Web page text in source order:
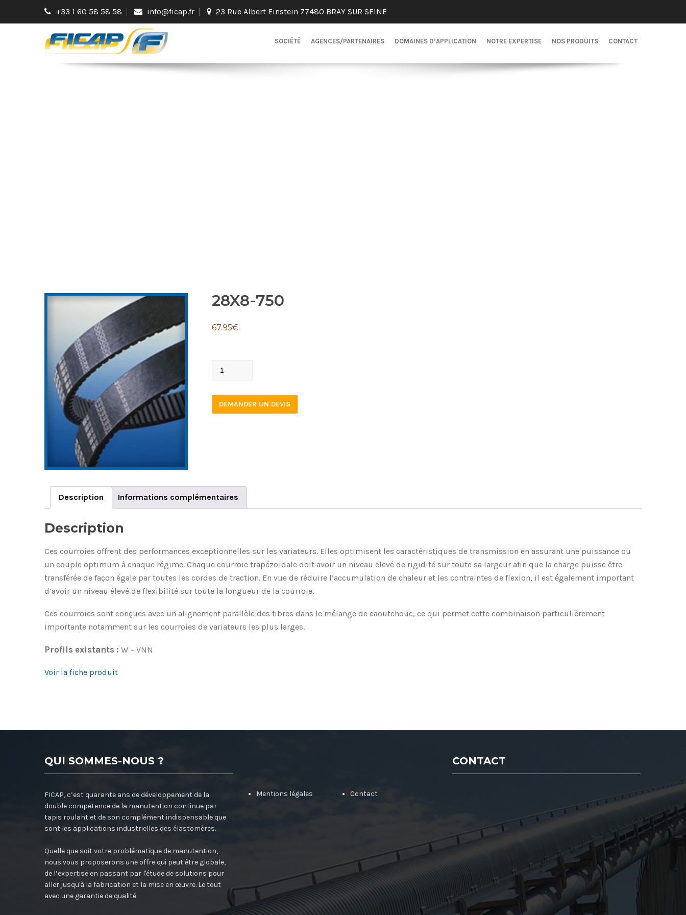
+33 1 60 58 58 58 info@ficap.fr 23 Rue Albert Einstein 77480 BRAY SUR SEINE
SOCIÉTÉ AGENCES/PARTENAIRES DOMAINES D’APPLICATION NOTRE EXPERTISE NOS PRODUITS CONTACT
28X8-750
67.95€
28X8-
quantity
DEMANDER UN DEVIS
Description Informations complémentaires
Description
Ces courroies offrent des performances exceptionnelles sur les variateurs. Elles optimisent les caractéristiques de transmission en assurant une puissance ou
un couple optimum à chaque régime. Chaque courroie trapézoïdale doit avoir un niveau élevé de rigidité sur toute sa largeur afin que la charge puisse être
transférée de façon égale par toutes les cordes de traction. En vue de réduire l’accumulation de chaleur et les contraintes de flexion, il est également important
d’avoir un niveau élevé de flexibilité sur toute la longueur de la courroie.
Ces courroies sont conçues avec un alignement parallèle des fibres dans le mélange de caoutchouc, ce qui permet cette combinaison particulièrement
importante notamment sur les courroies de variateurs les plus larges.
Profils existants : W – VNN
Voir la fiche produit
QUI SOMMES-NOUS ?
FICAP, c’est quarante ans de développement de la
double compétence de la manutention continue par
tapis roulant et de son complément indispensable que
sont les applications industrielles des élastomères.
Quelle que soit votre problématique de manutention,
nous vous proposerons une offre qui peut être globale,
de l’expertise en passant par l'étude de solutions pour
aller jusqu'à la fabrication et la mise en œuvre. Le tout
avec une garantie de qualité.
Mentions légales Contact
CONTACT